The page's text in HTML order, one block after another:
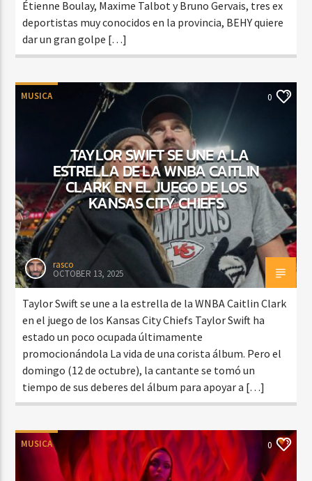
Étienne Boulay, Maxime Talbot y Bruno Gervais, tres ex
deportistas muy conocidos en la provincia, BEHY quiere
dar un gran golpe […]
MUSICA 0
TAYLOR SWIFT SE UNE A LA
ESTRELLA DE LA WNBA CAITLIN
CLARK EN EL JUEGO DE LOS
KANSAS CITY CHIEFS
rasco
OCTOBER 13, 2025
Taylor Swift se une a la estrella de la WNBA Caitlin Clark
en el juego de los Kansas City Chiefs Taylor Swift ha
estado un poco ocupada últimamente
promocionándola La vida de una corista álbum. Pero el
domingo (12 de octubre), la cantante se tomó un
tiempo de sus deberes del álbum para apoyar a […]
MUSICA 0